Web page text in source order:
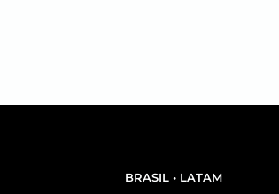
BRASIL • LATAM